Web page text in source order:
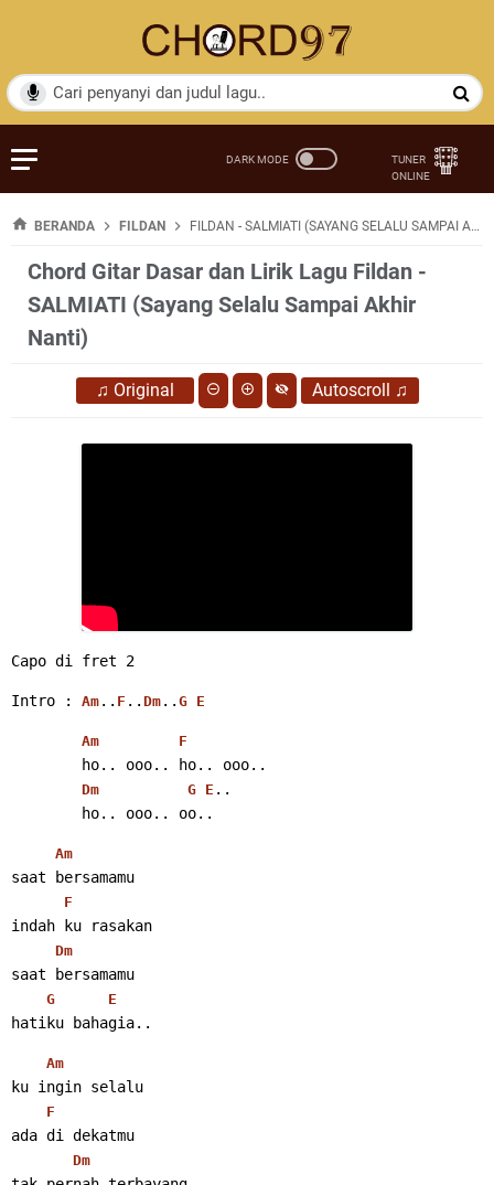
BERANDA FILDAN FILDAN - SALMIATI (SAYANG SELALU SAMPAI AKHIR NANTI)
Chord Gitar Dasar dan Lirik Lagu Fildan -
SALMIATI (Sayang Selalu Sampai Akhir
Nanti)
♫ Original Autoscroll ♫
Capo di fret 2
Intro : Am .. F .. Dm .. G E
Am F
        ho.. ooo.. ho.. ooo..
Dm G E ..
        ho.. ooo.. oo..
Am
saat bersamamu
F
indah ku rasakan
Dm
saat bersamamu
G E
hatiku bahagia..
Am
ku ingin selalu
F
ada di dekatmu
Dm